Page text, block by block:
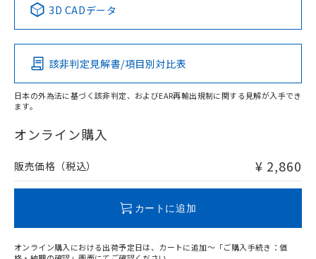
Pb Hg Cd Cr(VI)
O
在庫等で未対応品が混在する可能性があります。
問い合わせください。
この製品の規格認証/適合状況ページへ
その他の認証はこちらのページからご検索ください
3D CADデータ
該非判定見解書/項目別対比表
日本の外為法に基づく該非判定、およびEAR再輸出規制に関する見解が入手でき
ます。
オンライン購入
販売価格（税込） ¥ 2,860
カートに追加
オンライン購入における出荷予定日は、カートに追加～「ご購入手続き：価
していることから、特段のことがない限
り、2022年1月12日より割愛しておりま
す。